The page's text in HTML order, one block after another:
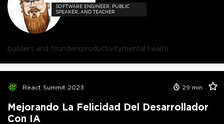
SOFTWARE ENGINEER, PUBLIC
SPEAKER, AND TEACHER
builders and foundersproductivitymental health
React Summit 2023 29 min
Mejorando La Felicidad Del Desarrollador
Con IA